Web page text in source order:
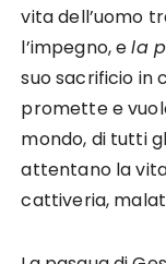
vita dell’uomo
l’impegno, ela
suo sacrificio in
promette e
mondo, di tutti
attentano la
cattiveria,